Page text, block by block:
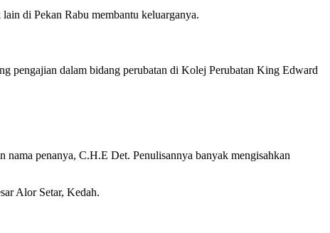
di Pekan Rabu membantu keluarganya.
pengajian dalam bidang perubatan di Kolej Perubatan King Edward
penanya, C.H.E Det. Penulisannya banyak mengisahkan
Alor Setar, Kedah.